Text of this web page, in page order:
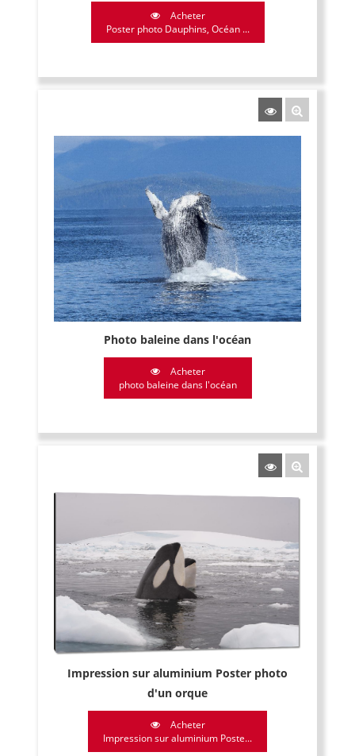
Acheter
Poster photo Dauphins, Océan ...
Photo baleine dans l'océan
Acheter
photo baleine dans l'océan
Impression sur aluminium Poster photo
d'un orque
Acheter
Impression sur aluminium Poste...